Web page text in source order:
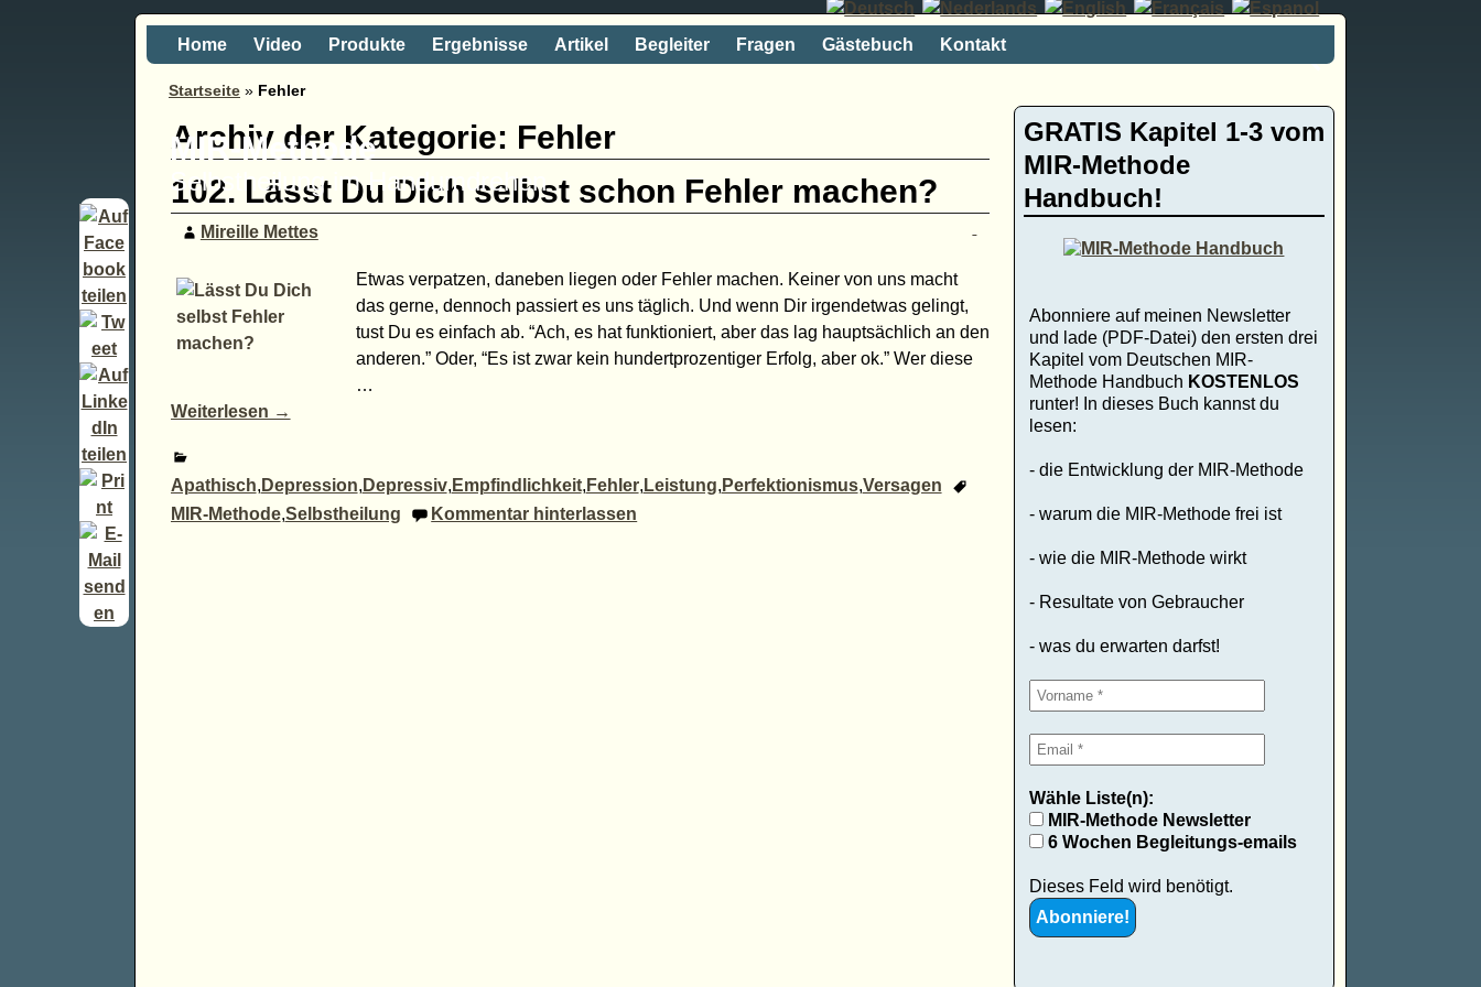
MIR-Methode
Selbstheilung im Handumdrehen
Home Video Produkte Ergebnisse Artikel Begleiter Fragen Gästebuch Kontakt
Startseite » Fehler
Archiv der Kategorie: Fehler
102. Lässt Du Dich selbst schon Fehler machen?
Mireille Mettes
Etwas verpatzen, daneben liegen oder Fehler machen. Keiner von uns macht
das gerne, dennoch passiert es uns täglich. Und wenn Dir irgendetwas gelingt,
tust Du es einfach ab. “Ach, es hat funktioniert, aber das lag hauptsächlich an den
anderen.” Oder, “Es ist zwar kein hundertprozentiger Erfolg, aber ok.” Wer diese
…
Weiterlesen →
Apathisch, Depression, Depressiv, Empfindlichkeit, Fehler, Leistung, Perfektionismus,Versagen
MIR-Methode,Selbstheilung Kommentar hinterlassen
GRATIS Kapitel 1-3 vom
MIR-Methode
Handbuch!
Abonniere auf meinen Newsletter
und lade (PDF-Datei) den ersten drei
Kapitel vom Deutschen MIR-
Methode Handbuch KOSTENLOS
runter! In dieses Buch kannst du
lesen:
- die Entwicklung der MIR-Methode
- warum die MIR-Methode frei ist
- wie die MIR-Methode wirkt
- Resultate von Gebraucher
- was du erwarten darfst!
Wähle Liste(n):
MIR-Methode Newsletter
6 Wochen Begleitungs-emails
Dieses Feld wird benötigt.